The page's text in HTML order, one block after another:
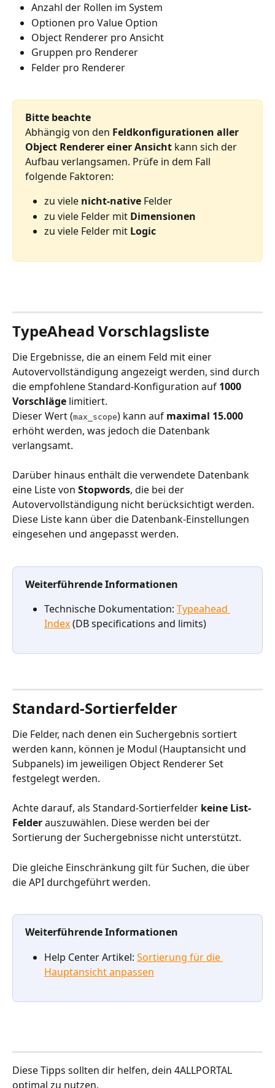
Anzahl der Rollen im System
Optionen pro Value Option
Object Renderer pro Ansicht
Gruppen pro Renderer
Felder pro Renderer
Bitte beachte
Abhängig von den Feldkonfigurationen aller
Object Renderer einer Ansicht kann sich der
Aufbau verlangsamen. Prüfe in dem Fall
folgende Faktoren:
zu viele nicht-native Felder
zu viele Felder mit Dimensionen
zu viele Felder mit Logic
TypeAhead Vorschlagsliste
Die Ergebnisse, die an einem Feld mit einer
Autovervollständigung angezeigt werden, sind durch
die empfohlene Standard-Konfiguration auf 1000
Vorschläge limitiert.
Dieser Wert (max_scope) kann auf maximal 15.000
erhöht werden, was jedoch die Datenbank
verlangsamt.
Darüber hinaus enthält die verwendete Datenbank
eine Liste von Stopwords, die bei der
Autovervollständigung nicht berücksichtigt werden.
Diese Liste kann über die Datenbank-Einstellungen
eingesehen und angepasst werden.
Weiterführende Informationen
Technische Dokumentation: Typeahead
Index (DB specifications and limits)
Standard-Sortierfelder
Die Felder, nach denen ein Suchergebnis sortiert
werden kann, können je Modul (Hauptansicht und
Subpanels) im jeweiligen Object Renderer Set
festgelegt werden.
Achte darauf, als Standard-Sortierfelder keine List-
Felder auszuwählen. Diese werden bei der
Sortierung der Suchergebnisse nicht unterstützt.
Die gleiche Einschränkung gilt für Suchen, die über
die API durchgeführt werden.
Weiterführende Informationen
Help Center Artikel: Sortierung für die
Hauptansicht anpassen
Diese Tipps sollten dir helfen, dein 4ALLPORTAL
optimal zu nutzen.